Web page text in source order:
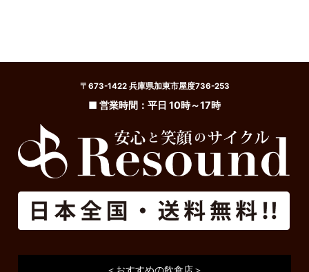
〒673-1422 兵庫県加東市屋度736-253
■ 営業時間：平日 10時～17時
＜おすすめの飲食店＞